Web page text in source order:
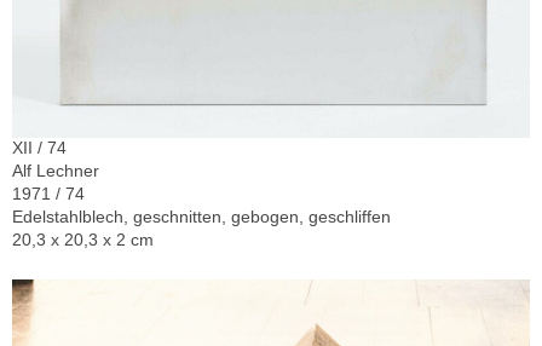
XII / 74
Alf Lechner
1971 / 74
Edelstahlblech, geschnitten, gebogen, geschliffen
20,3 x 20,3 x 2 cm